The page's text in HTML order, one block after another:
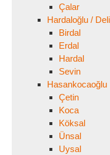
Çalar
Hardaloğlu /
Birdal
Erdal
Hardal
Sevin
Hasankocaoğlu
Çetin
Koca
Köksal
Ünsal
Uysal